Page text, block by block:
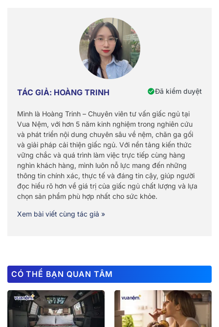
TÁC GIẢ: HOÀNG TRINH Đã kiểm duyệt
Mình là Hoàng Trinh – Chuyên viên tư vấn giấc ngủ tại
Vua Nệm, với hơn 5 năm kinh nghiệm trong nghiên cứu
và phát triển nội dung chuyên sâu về nệm, chăn ga gối
và giải pháp cải thiện giấc ngủ. Với nền tảng kiến thức
vững chắc và quá trình làm việc trực tiếp cùng hàng
nghìn khách hàng, mình luôn nỗ lực mang đến những
thông tin chính xác, thực tế và đáng tin cậy, giúp người
đọc hiểu rõ hơn về giá trị của giấc ngủ chất lượng và lựa
chọn sản phẩm phù hợp nhất cho sức khỏe.
Xem bài viết cùng tác giả »
CÓ THỂ BẠN QUAN TÂM